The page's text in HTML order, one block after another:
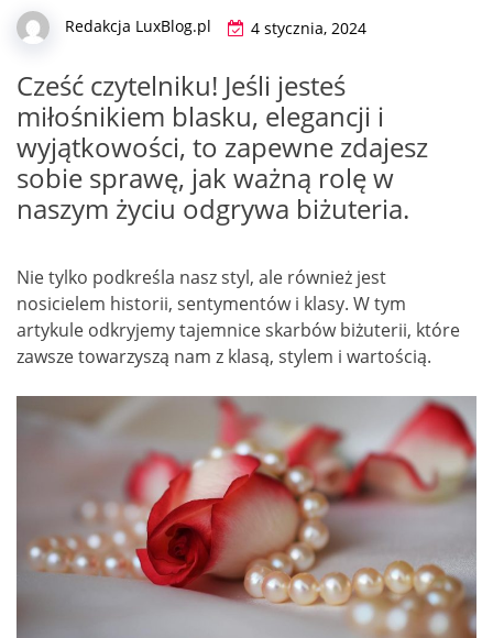
Redakcja LuxBlog.pl 4 stycznia, 2024
Cześć czytelniku! Jeśli jesteś
miłośnikiem blasku, elegancji i
wyjątkowości, to zapewne zdajesz
sobie sprawę, jak ważną rolę w
naszym życiu odgrywa biżuteria.
Nie tylko podkreśla nasz styl, ale również jest
nosicielem historii, sentymentów i klasy. W tym
artykule odkryjemy tajemnice skarbów biżuterii, które
zawsze towarzyszą nam z klasą, stylem i wartością.